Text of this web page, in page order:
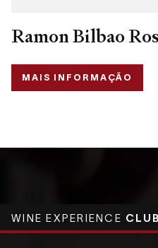
Ramon Bilbao
MAIS INFORMAÇÃO
WINE EXPERIENCE CLUB